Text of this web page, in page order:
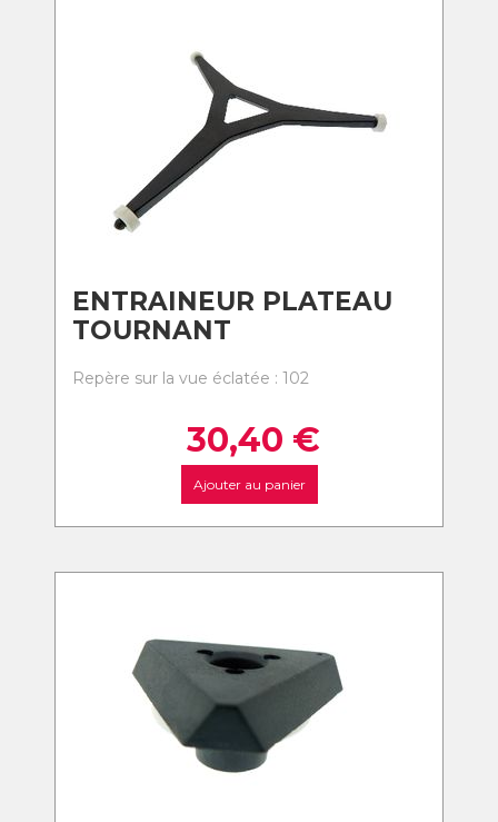
ENTRAINEUR PLATEAU
TOURNANT
Repère sur la vue éclatée : 102
30,40 €
Ajouter au panier